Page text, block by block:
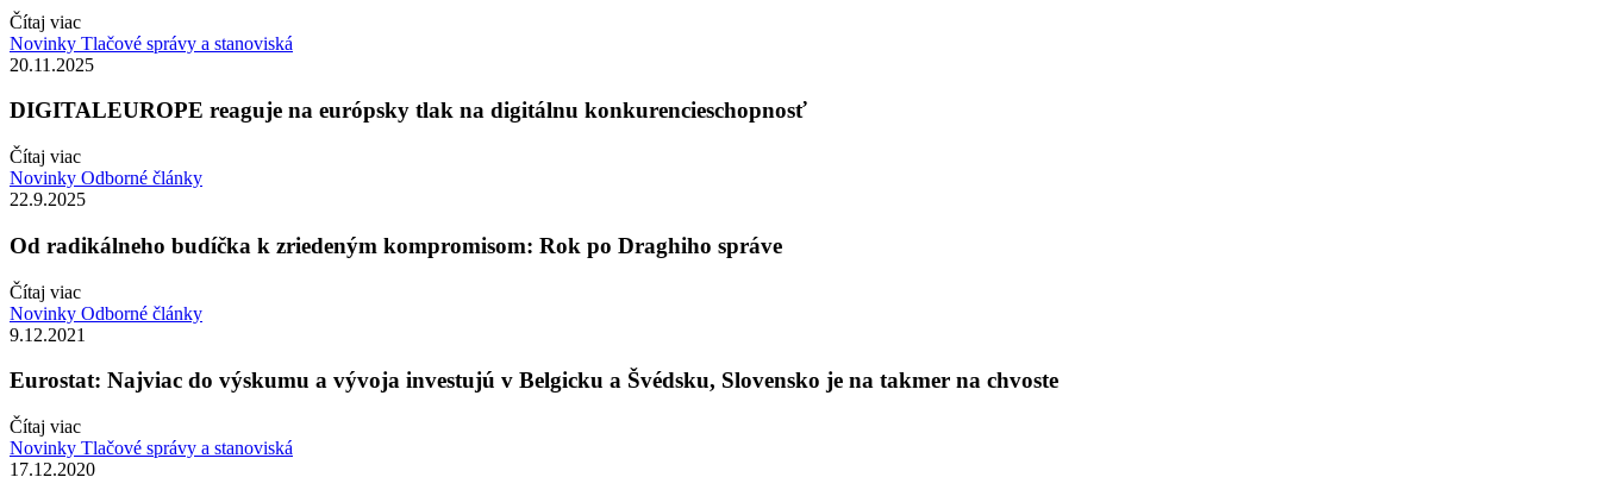
Čítaj viac
Novinky Tlačové správy a stanoviská
20.11.2025
DIGITALEUROPE reaguje na európsky tlak na digitálnu konkurencieschopnosť
Čítaj viac
Novinky Odborné články
22.9.2025
Od radikálneho budíčka k zriedeným kompromisom: Rok po Draghiho správe
Čítaj viac
Novinky Odborné články
9.12.2021
Eurostat: Najviac do výskumu a vývoja investujú v Belgicku a Švédsku, Slovensko je na takmer na chvoste
Čítaj viac
Novinky Tlačové správy a stanoviská
17.12.2020